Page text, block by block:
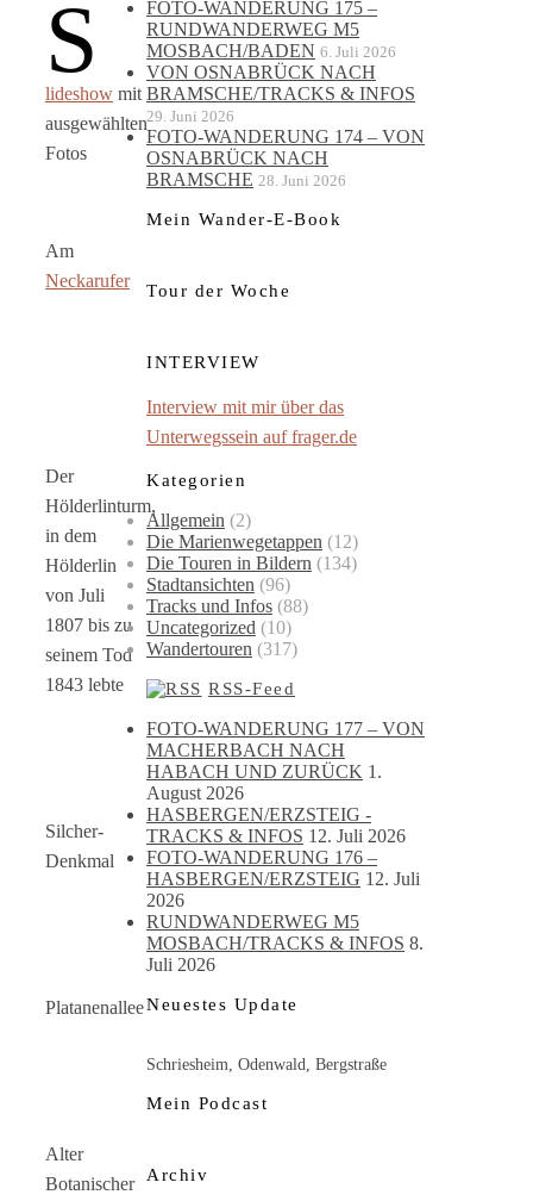
S
lideshow mit
ausgewählten
Fotos
Am
Neckarufer
Der
Hölderlinturm,
in dem
Hölderlin
von Juli
1807 bis zu
seinem Tod
1843 lebte
Silcher-
Denkmal
Platanenallee
Alter
Botanischer
FOTO-WANDERUNG 175 –
RUNDWANDERWEG M5
MOSBACH/BADEN 6. Juli 2026
VON OSNABRÜCK NACH
BRAMSCHE/TRACKS & INFOS
29. Juni 2026
FOTO-WANDERUNG 174 – VON
OSNABRÜCK NACH
BRAMSCHE 28. Juni 2026
Mein Wander-E-Book
Tour der Woche
INTERVIEW
Interview mit mir über das
Unterwegssein auf frager.de
Kategorien
Allgemein (2)
Die Marienwegetappen (12)
Die Touren in Bildern (134)
Stadtansichten (96)
Tracks und Infos (88)
Uncategorized (10)
Wandertouren (317)
RSS-Feed
FOTO-WANDERUNG 177 – VON
MACHERBACH NACH
HABACH UND ZURÜCK 1.
August 2026
HASBERGEN/ERZSTEIG -
TRACKS & INFOS 12. Juli 2026
FOTO-WANDERUNG 176 –
HASBERGEN/ERZSTEIG 12. Juli
2026
RUNDWANDERWEG M5
MOSBACH/TRACKS & INFOS 8.
Juli 2026
Neuestes Update
Schriesheim, Odenwald, Bergstraße
Mein Podcast
Archiv